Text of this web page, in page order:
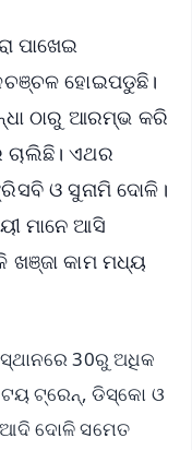
ପାଖେଇ
ହୋଇପଡୁଛି।
ଠାରୁ ଆରମ୍ଭ କରି
ଏଥର
ଓ ସୁନାମି ଦୋଳି।
ମାନେ ଆସି
ଖଞ୍ଜା କାମ ମଧ୍ୟ
30ରୁ ଅଧିକ
ଟ୍ରେନ୍, ଡିସ୍କୋ ଓ
ଆଦି ଦୋଳି ସମେତ